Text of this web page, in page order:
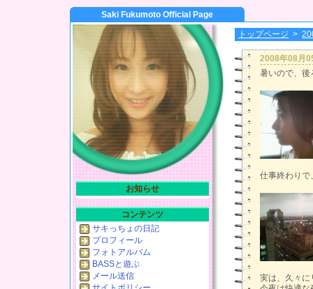
Saki Fukumoto Official Page
トップページ >
2008年08月
暑いので、後
仕事終わりで
実は、久々に
お知らせ
コンテンツ
サキっちょの日記
プロフィール
フォトアルバム
BASSと遊ぶ
メール送信